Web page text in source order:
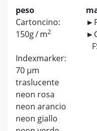
peso
Cartoncino:
150g / m2
Indexmarker:
70 µm
traslucente
neon rosa
neon arancio
neon giallo